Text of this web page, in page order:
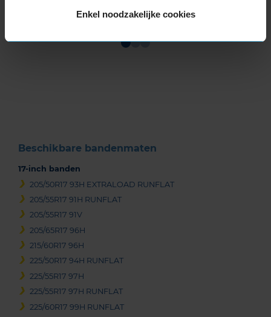
Enkel noodzakelijke cookies
Beschikbare bandenmaten
17-inch banden
205/50R17 93H EXTRALOAD RUNFLAT
205/55R17 91H RUNFLAT
205/55R17 91V
205/65R17 96H
215/60R17 96H
225/50R17 94H RUNFLAT
225/55R17 97H
225/55R17 97H RUNFLAT
225/60R17 99H RUNFLAT